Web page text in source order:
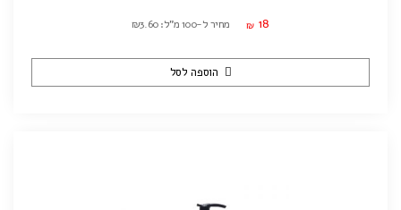
₪ 18 מחיר ל-100 מ"ל: ₪3.60
הוספה לסל